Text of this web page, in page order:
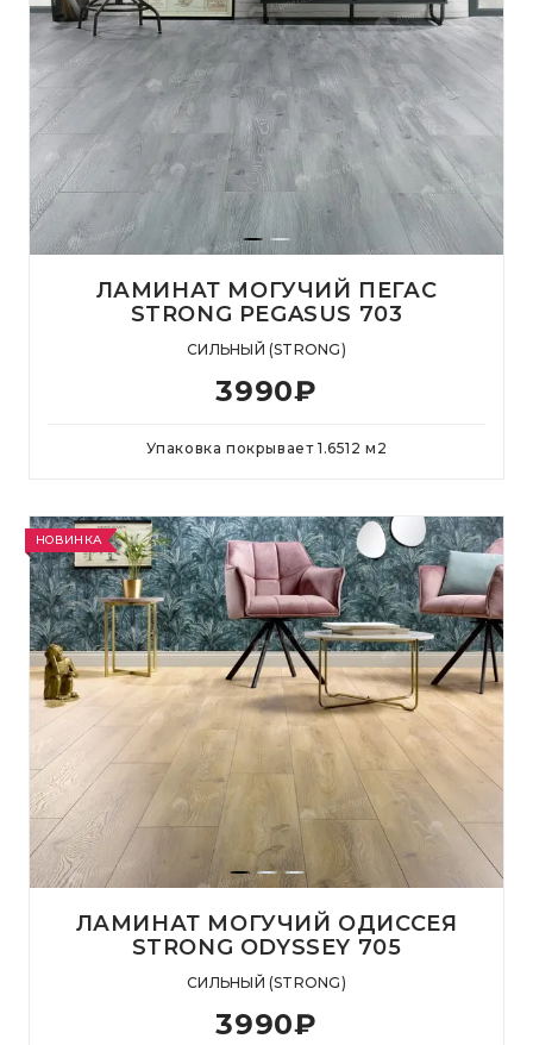
ЛАМИНАТ МОГУЧИЙ ПЕГАС
STRONG PEGASUS 703
СИЛЬНЫЙ (STRONG)
3990₽
Упаковка покрывает 1.6512 м 2
НОВИНКА
ЛАМИНАТ МОГУЧИЙ ОДИССЕЯ
STRONG ODYSSEY 705
СИЛЬНЫЙ (STRONG)
3990₽